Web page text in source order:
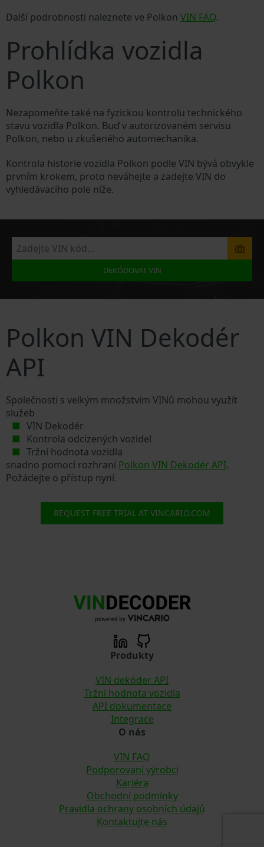
Další podrobnosti naleznete ve Polkon VIN FAQ.
Prohlídka vozidla
Polkon
Nezapomeňte také na fyzickou kontrolu technického
stavu vozidla Polkon. Buď v autorizovaném servisu
Polkon, nebo u zkušeného automechanika.
Kontrola historie vozidla Polkon podle VIN bývá obvykle
prvním krokem, proto neváhejte a zadejte VIN do
vyhledávacího pole níže.
DEKÓDOVAT VIN
Polkon VIN Dekodér
API
Společnosti s velkým množstvím VINů mohou využít
služeb
VIN Dekodér
Kontrola odcizených vozidel
Tržní hodnota vozidla
snadno pomocí rozhraní Polkon VIN Dekodér API.
Požádejte o přístup nyní.
REQUEST FREE TRIAL AT VINCARIO.COM
Produkty
VIN dekóder API
Tržní hodnota vozidla
API dokumentace
Integrace
O nás
VIN FAQ
Podporovaní výrobci
Kariéra
Obchodní podmínky
Pravidla ochrany osobních údajů
Kontaktujte nás